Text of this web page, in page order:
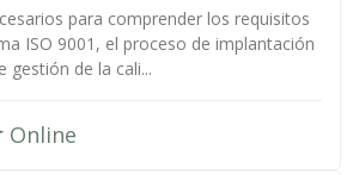
para comprender los requisitos
ISO 9001, el proceso de implantación
gestión de la cali...
Online